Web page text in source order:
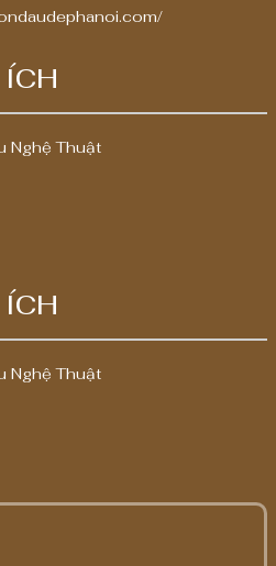
Nghệ Thuật
Nghệ Thuật